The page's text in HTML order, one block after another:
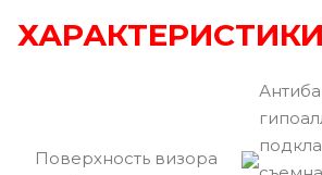
ХАРАКТЕРИСТИКИ
Поверхность визора